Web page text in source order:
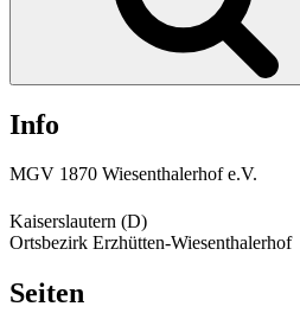
Info
MGV 1870 Wiesenthalerhof e.V.
Kaiserslautern (D)
Ortsbezirk Erzhütten-Wiesenthalerhof
Seiten